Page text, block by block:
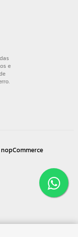
nopCommerce